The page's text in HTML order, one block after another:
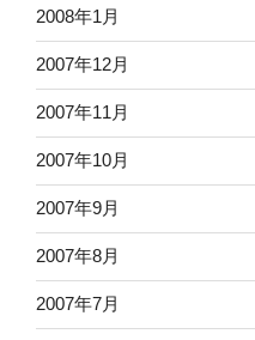
2008年1月
2007年12月
2007年11月
2007年10月
2007年9月
2007年8月
2007年7月